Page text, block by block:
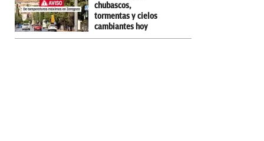
chubascos,
tormentas y cielos
cambiantes hoy